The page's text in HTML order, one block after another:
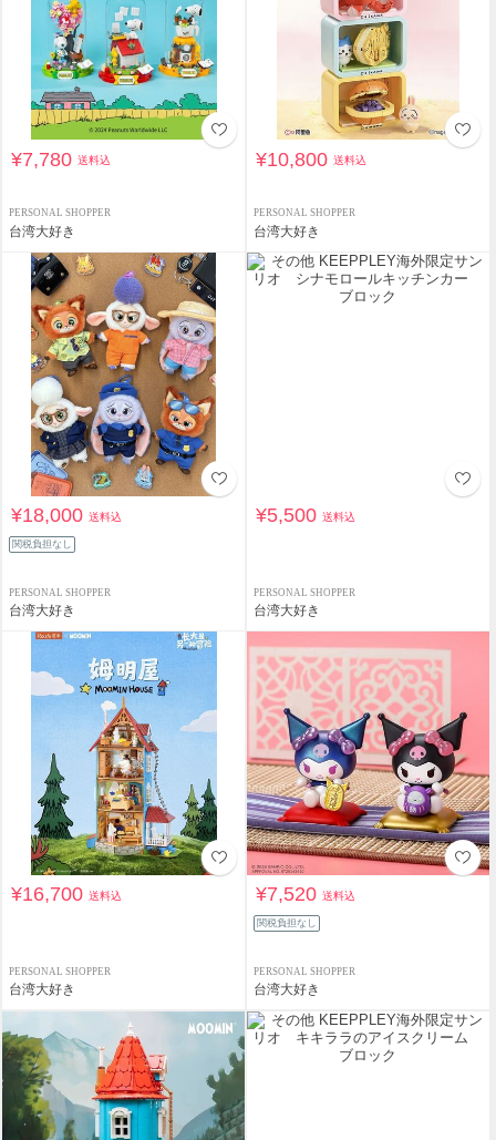
¥7,780送料込
PERSONAL SHOPPER
台湾大好き
¥10,800送料込
PERSONAL SHOPPER
台湾大好き
¥18,000送料込
関税負担なし
PERSONAL SHOPPER
台湾大好き
¥5,500送料込
PERSONAL SHOPPER
台湾大好き
¥16,700送料込
PERSONAL SHOPPER
台湾大好き
¥7,520送料込
関税負担なし
PERSONAL SHOPPER
台湾大好き